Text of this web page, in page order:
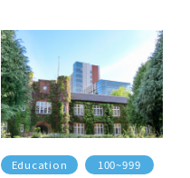
Education 100~999